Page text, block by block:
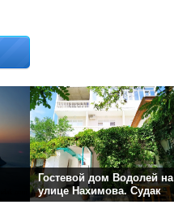
Гостевой дом Водолей на
улице Нахимова. Судак